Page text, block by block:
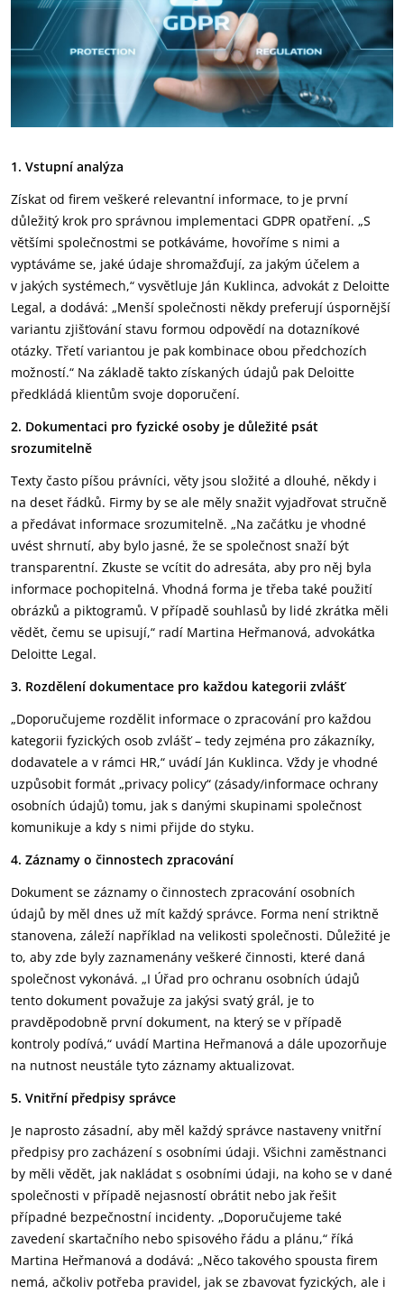
1. Vstupní analýza
Získat od firem veškeré relevantní informace, to je první
důležitý krok pro správnou implementaci GDPR opatření. „S
většími společnostmi se potkáváme, hovoříme s nimi a
vyptáváme se, jaké údaje shromažďují, za jakým účelem a
v jakých systémech,“ vysvětluje Ján Kuklinca, advokát z Deloitte
Legal, a dodává: „Menší společnosti někdy preferují úspornější
variantu zjišťování stavu formou odpovědí na dotazníkové
otázky. Třetí variantou je pak kombinace obou předchozích
možností.“ Na základě takto získaných údajů pak Deloitte
předkládá klientům svoje doporučení.
2. Dokumentaci pro fyzické osoby je důležité psát
srozumitelně
Texty často píšou právníci, věty jsou složité a dlouhé, někdy i
na deset řádků. Firmy by se ale měly snažit vyjadřovat stručně
a předávat informace srozumitelně. „Na začátku je vhodné
uvést shrnutí, aby bylo jasné, že se společnost snaží být
transparentní. Zkuste se vcítit do adresáta, aby pro něj byla
informace pochopitelná. Vhodná forma je třeba také použití
obrázků a piktogramů. V případě souhlasů by lidé zkrátka měli
vědět, čemu se upisují,“ radí Martina Heřmanová, advokátka
Deloitte Legal.
3. Rozdělení dokumentace pro každou kategorii zvlášť
„Doporučujeme rozdělit informace o zpracování pro každou
kategorii fyzických osob zvlášť – tedy zejména pro zákazníky,
dodavatele a v rámci HR,“ uvádí Ján Kuklinca. Vždy je vhodné
uzpůsobit formát „privacy policy“ (zásady/informace ochrany
osobních údajů) tomu, jak s danými skupinami společnost
komunikuje a kdy s nimi přijde do styku.
4. Záznamy o činnostech zpracování
Dokument se záznamy o činnostech zpracování osobních
údajů by měl dnes už mít každý správce. Forma není striktně
stanovena, záleží například na velikosti společnosti. Důležité je
to, aby zde byly zaznamenány veškeré činnosti, které daná
společnost vykonává. „I Úřad pro ochranu osobních údajů
tento dokument považuje za jakýsi svatý grál, je to
pravděpodobně první dokument, na který se v případě
kontroly podívá,“ uvádí Martina Heřmanová a dále upozorňuje
na nutnost neustále tyto záznamy aktualizovat.
5. Vnitřní předpisy správce
Je naprosto zásadní, aby měl každý správce nastaveny vnitřní
předpisy pro zacházení s osobními údaji. Všichni zaměstnanci
by měli vědět, jak nakládat s osobními údaji, na koho se v dané
společnosti v případě nejasností obrátit nebo jak řešit
případné bezpečnostní incidenty. „Doporučujeme také
zavedení skartačního nebo spisového řádu a plánu,“ říká
Martina Heřmanová a dodává: „Něco takového spousta firem
nemá, ačkoliv potřeba pravidel, jak se zbavovat fyzických, ale i